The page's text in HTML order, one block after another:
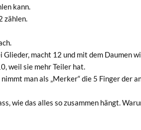
kann.
zählen.
macht 12 und mit dem Daumen
weil sie mehr Teiler hat.
man als „Merker“ die 5 Finger der
wie das alles so zusammen hängt.